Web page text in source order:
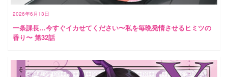
2026年6月13日
一条課長…今すぐイカせてください〜私を毎晩発情させるヒミツの
香り〜 第32話